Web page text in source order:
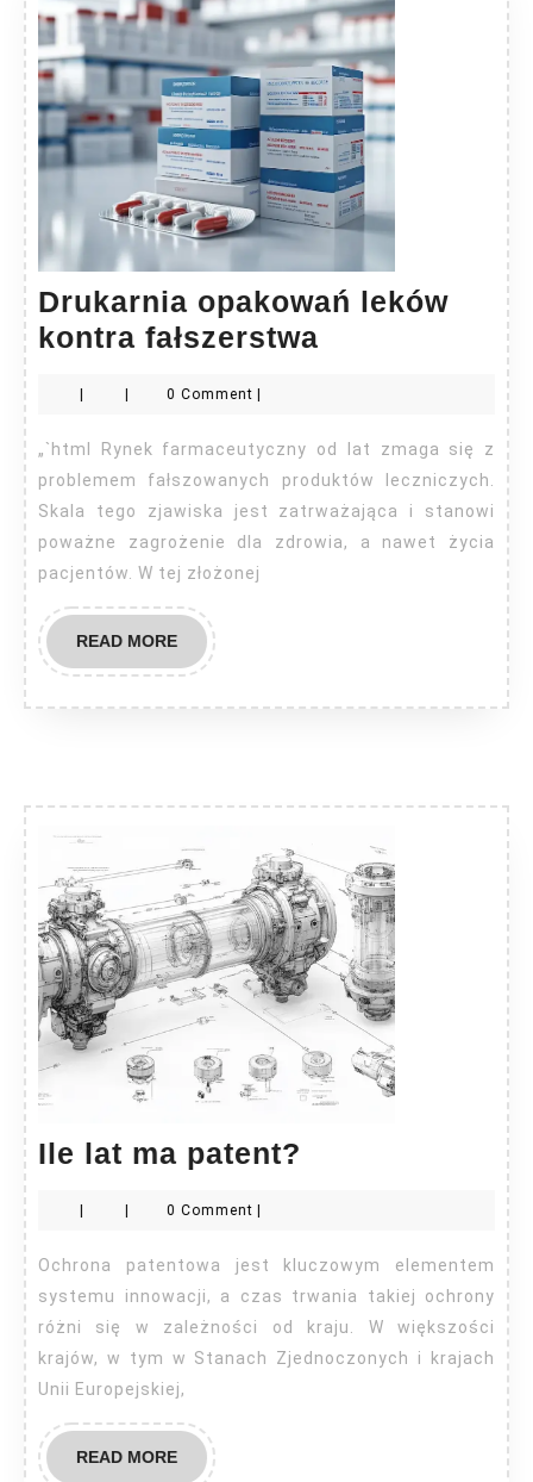
Drukarnia opakowań leków
kontra fałszerstwa
kontra
fałszerstwa
| | 0 Comment |
„`html Rynek farmaceutyczny od lat zmaga się z
problemem fałszowanych produktów leczniczych.
Skala tego zjawiska jest zatrważająca i stanowi
poważne zagrożenie dla zdrowia, a nawet życia
pacjentów. W tej złożonej
READ MOREREAD
MORE
Ile lat ma patent?
patent?
0 Comment
Ochrona patentowa jest kluczowym elementem
systemu innowacji, a czas trwania takiej ochrony
różni się w zależności od kraju. W większości
krajów, w tym w Stanach Zjednoczonych i krajach
Unii Europejskiej,
READ MOREREAD